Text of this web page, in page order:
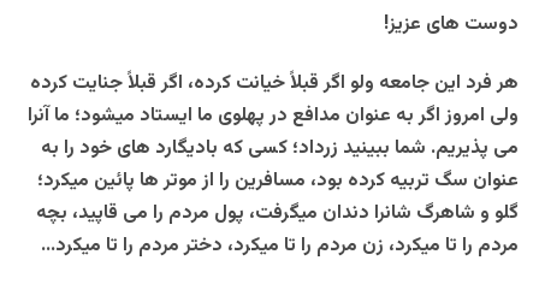
دوست های عزیز!
هر فرد این جامعه ولو اگر قبلاً خیانت کرده، اگر قبلاً جنایت کرده
ولی امروز اگر به عنوان مدافع در پهلوی ما ایستاد میشود؛ ما آنرا
می پذیریم. شما ببینید زرداد؛ کسی که بادیگارد های خود را به
عنوان سگ تربیه کرده بود، مسافرین را از موتر ها پائین میکرد؛
گلو و شاهرگ شانرا دندان میگرفت، پول مردم را می قاپید، بچه
مردم را تا میکرد، زن مردم را تا میکرد، دختر مردم را تا میکرد…